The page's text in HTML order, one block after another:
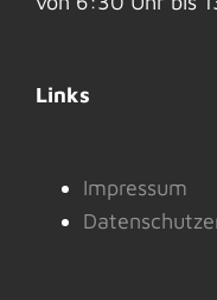
Links
Impressum